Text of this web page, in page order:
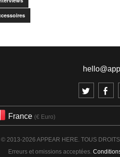
France (€ Euro)
© 2013-2026 APPEAR HERE. TOUS
Erreurs et omissions acceptées.